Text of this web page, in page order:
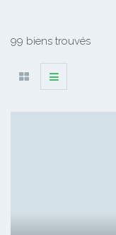
99 biens trouvés